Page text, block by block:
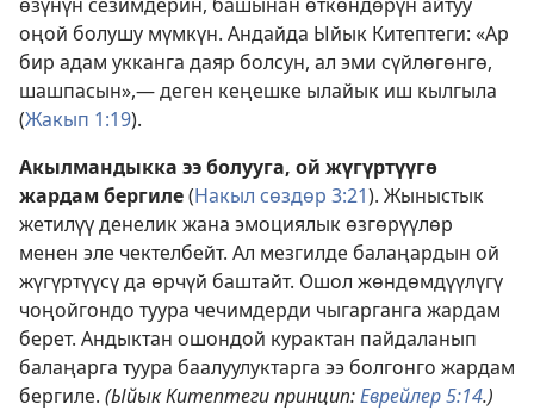
оңой болушу мүмкүн. Андайда Ыйык Китептеги: «Ар
бир адам укканга даяр болсун, ал эми сүйлөгөнгө,
шашпасын»,— деген кеңешке ылайык иш кылгыла
(Жакып 1:19).
Акылмандыкка ээ болууга, ой жүгүртүүгө
жардам бергиле(Накыл сөздөр 3:21). Жыныстык
жетилүү денелик жана эмоциялык өзгөрүүлөр
менен эле чектелбейт. Ал мезгилде балаңардын ой
жүгүртүүсү да өрчүй баштайт. Ошол жөндөмдүүлүгү
чоңойгондо туура чечимдерди чыгарганга жардам
берет. Андыктан ошондой курактан пайдаланып
балаңарга туура баалуулуктарга ээ болгонго жардам
бергиле. (Ыйык Китептеги принцип:Еврейлер 5:14.)